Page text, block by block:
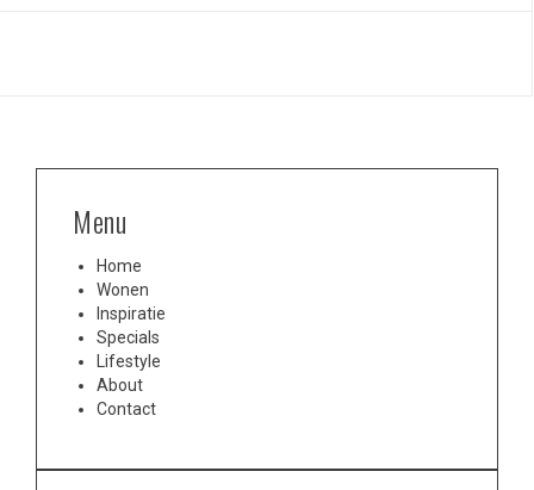
Menu
Home
Wonen
Inspiratie
Specials
Lifestyle
About
Contact